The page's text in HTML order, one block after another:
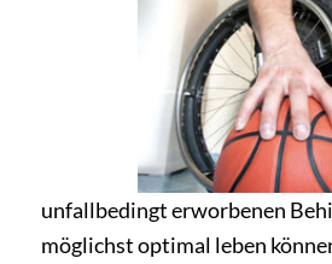
unfallbedingt erworbenen
möglichst optimal leben